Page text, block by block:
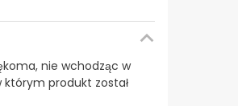
nie wchodząc w
którym produkt został